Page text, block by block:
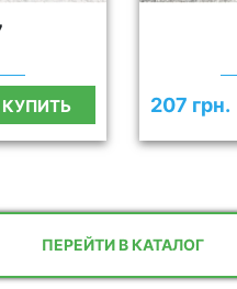
КУПИТЬ 207 грн.
ПЕРЕЙТИ В КАТАЛОГ